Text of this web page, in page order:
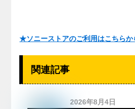
★ソニーストアのご利用はこちらか
関連記事
2026年8月4日